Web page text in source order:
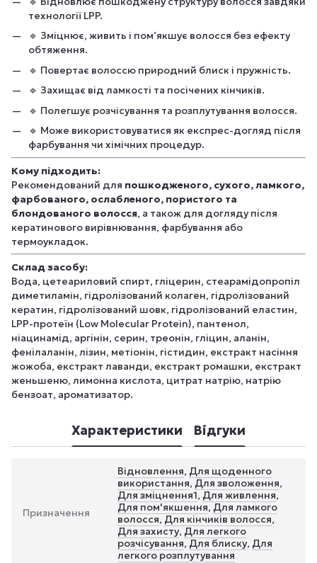
технології LPP.
🔹 Зміцнює, живить і пом’якшує волосся без ефекту
обтяження.
🔹 Повертає волоссю природний блиск і пружність.
🔹 Захищає від ламкості та посічених кінчиків.
🔹 Полегшує розчісування та розплутування волосся.
🔹 Може використовуватися як експрес-догляд після
фарбування чи хімічних процедур.
Кому підходить:
Рекомендований для пошкодженого, сухого, ламкого,
фарбованого, ослабленого, пористого та
блондованого волосся, а також для догляду після
кератинового вирівнювання, фарбування або
термоукладок.
Склад засобу:
Вода, цетеариловий спирт, гліцерин, стеарамідопропіл
диметиламін, гідролізований колаген, гідролізований
кератин, гідролізований шовк, гідролізований еластин,
LPP-протеїн (Low Molecular Protein), пантенол,
ніацинамід, аргінін, серин, треонін, гліцин, аланін,
фенілаланін, лізин, метіонін, гістидин, екстракт насіння
жожоба, екстракт лаванди, екстракт ромашки, екстракт
женьшеню, лимонна кислота, цитрат натрію, натрію
бензоат, ароматизатор.
Характеристики Відгуки
Призначення
Відновлення, Для щоденного
використання, Для зволоження,
Для зміцнення1, Для живлення,
Для пом'якшення, Для ламкого
волосся, Для кінчиків волосся,
Для захисту, Для легкого
розчісування, Для блиску, Для
легкого розплутування